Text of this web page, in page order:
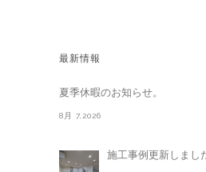
最新情報
夏季休暇のお知らせ。
8月 7,2026
施工事例更新しまし